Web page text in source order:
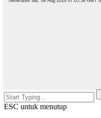
ESC untuk menutup